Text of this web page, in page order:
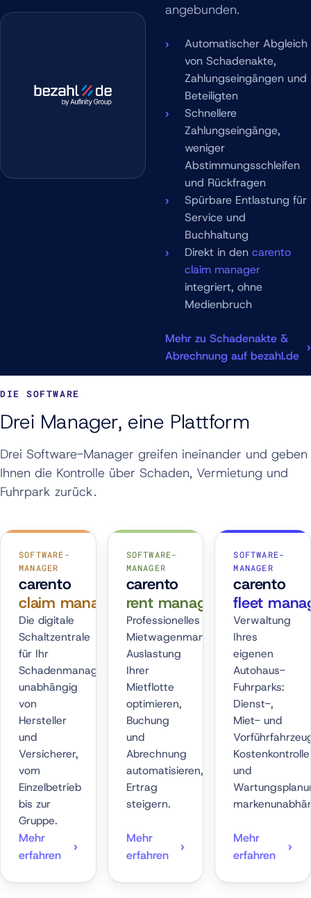
angebunden.
Automatischer Abgleich
von Schadenakte,
Zahlungseingängen und
Beteiligten
Schnellere
Zahlungseingänge,
weniger
Abstimmungsschleifen
und Rückfragen
Spürbare Entlastung für
Service und
Buchhaltung
Direkt in den carento
claim manager
integriert, ohne
Medienbruch
Mehr zu Schadenakte &
Abrechnung auf bezahl.de
DIE SOFTWARE
Drei Manager, eine Plattform
Drei Software-Manager greifen ineinander und geben
Ihnen die Kontrolle über Schaden, Vermietung und
Fuhrpark zurück.
SOFTWARE-
MANAGER
carento
claim manager
Die digitale
Schaltzentrale
für Ihr
Schadenmanagement:
unabhängig
von
Hersteller
und
Versicherer,
vom
Einzelbetrieb
bis zur
Gruppe.
Mehr
erfahren
SOFTWARE-
MANAGER
carento
rent manager
Professionelles
Mietwagenmanagement:
Auslastung
Ihrer
Mietflotte
optimieren,
Buchung
und
Abrechnung
automatisieren,
Ertrag
steigern.
Mehr
erfahren
SOFTWARE-
MANAGER
carento
fleet
Verwaltung
Ihres
eigenen
Autohaus-
Fuhrparks:
Dienst-,
Miet- und
Kostenkontrolle
und
Mehr
erfahren